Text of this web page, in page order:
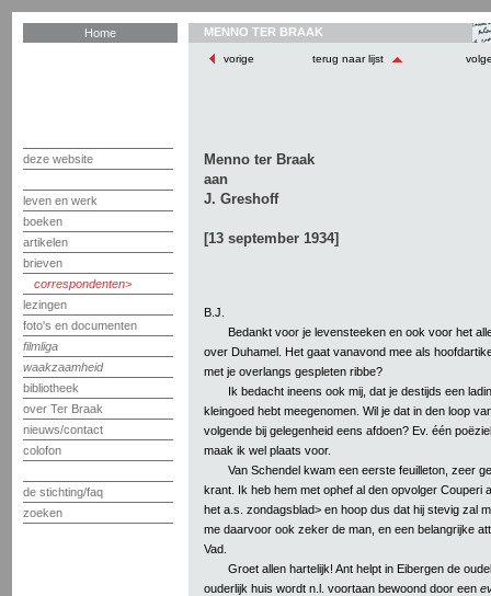
Home
deze website
leven en werk
boeken
artikelen
brieven
correspondenten
lezingen
foto's en documenten
filmliga
waakzaamheid
bibliotheek
over Ter Braak
nieuws/contact
colofon
de stichting/faq
zoeken
MENNO TER BRAAK
vorige terug naar lijst
Menno ter Braak
aan
J. Greshoff
[13 september 1934]
B.J.
Bedankt voor je levensteeken en ook voor het
over Duhamel. Het gaat vanavond mee als
met je overlangs gespleten ribbe?
Ik bedacht ineens ook mij, dat je destijds een
kleingoed hebt meegenomen. Wil je dat in den loop
volgende bij gelegenheid eens afdoen? Ev. één
maak ik wel plaats voor.
Van Schendel kwam een eerste feuilleton, zeer
krant. Ik heb hem met ophef al den opvolger Couperi
het a.s. zondagsblad> en hoop dus dat hij stevig zal
me daarvoor ook zeker de man, en een belangrijke
Vad.
Groet allen hartelijk! Ant helpt in Eibergen de
ouderlijk huis wordt n.l. voortaan bewoond door een